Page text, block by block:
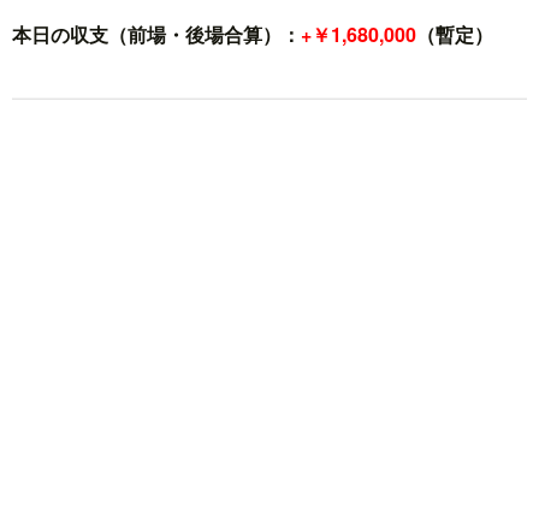
本日の収支（前場・後場合算）： +￥1,680,000 （暫定）